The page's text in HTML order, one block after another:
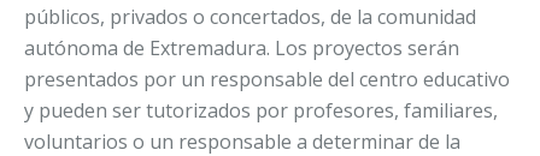
públicos, privados o concertados, de la comunidad
autónoma de Extremadura. Los proyectos serán
presentados por un responsable del centro educativo
y pueden ser tutorizados por profesores, familiares,
voluntarios o un responsable a determinar de la